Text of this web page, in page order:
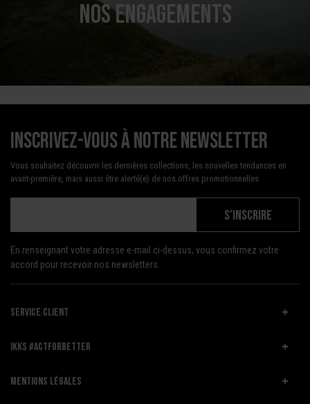
NOS ENGAGEMENTS
Inscrivez-vous à notre newsletter
Vous souhaitez découvrir les dernières collections, les nouvelles tendances en
avant-première, mais aussi être alerté(e) de nos offres promotionnelles
S'INSCRIRE
En renseignant votre adresse e-mail ci-dessus, vous confirmez votre
accord pour recevoir nos newsletters.
SERVICE CLIENT
IKKS #ACTFORBETTER
MENTIONS LÉGALES